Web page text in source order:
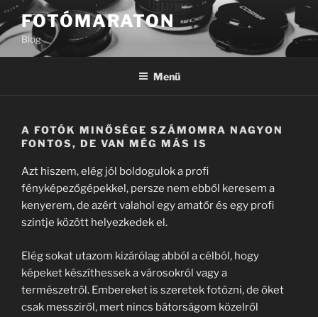
Tartalomhoz
FOTÓMARATON
Blog
Menü
A FOTÓK MINŐSÉGE SZÁMOMRA NAGYON
FONTOS, DE VAN MÉG MÁS IS
Azt hiszem, elég jól boldogulok a profi
fényképezőgépekkel, persze nem ebből keresem a
kenyerem, de azért valahol egy amatőr és egy profi
szintje között helyezkedek el.
Elég sokat utazom kizárólag abból a célból, hogy
képeket készíthessek a városokról vagy a
természetről. Embereket is szeretek fotózni, de őket
csak messziről, mert nincs bátorságom közelről